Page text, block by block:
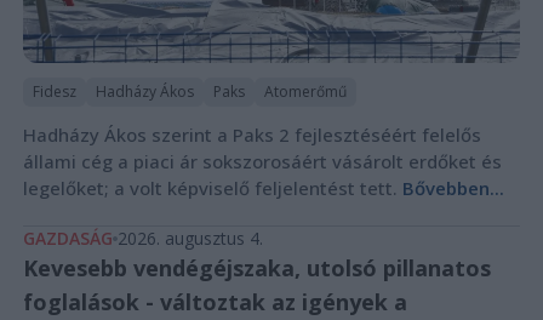
Fidesz Hadházy Ákos Paks Atomerőmű
Hadházy Ákos szerint a Paks 2 fejlesztéséért felelős
állami cég a piaci ár sokszorosáért vásárolt erdőket és
legelőket; a volt képviselő feljelentést tett. Bővebben...
GAZDASÁG 2026. augusztus 4.
Kevesebb vendégéjszaka, utolsó pillanatos
foglalások - változtak az igények a